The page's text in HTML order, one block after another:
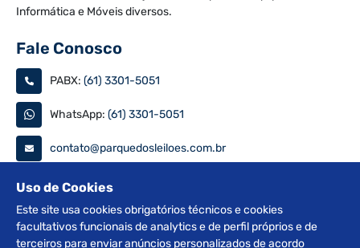
Informática e Móveis diversos.
Fale Conosco
PABX: (61) 3301-5051
WhatsApp: (61) 3301-5051
contato@parquedosleiloes.com.br
Consulte seu documento
PESQUISAR
Uso de Cookies
Este site usa cookies obrigatórios técnicos e cookies
facultativos funcionais de analytics e de perfil próprios e de
terceiros para enviar anúncios personalizados de acordo